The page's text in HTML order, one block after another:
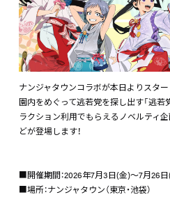
ナンジャタウンコラボが本日よりスター
園内をめぐって逃若党を探し出す「逃若
ラクション利用でもらえるノベルティ
どが登場します！
■開催期間：2026年7月3日(金)～7月26
■場所：ナンジャタウン（東京・池袋）